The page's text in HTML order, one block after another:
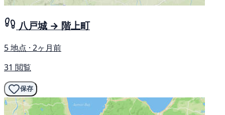
八戸城 → 階上町
5 地点 · 2ヶ月前
31 閲覧
保存